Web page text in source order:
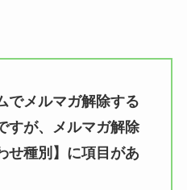
でメルマガ解除する
すが、メルマガ解除
せ種別】に項目があ